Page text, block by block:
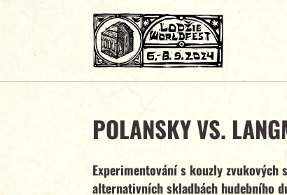
POLANSKY VS.
Experimentování s kouzly
alternativních skladbách hudebního